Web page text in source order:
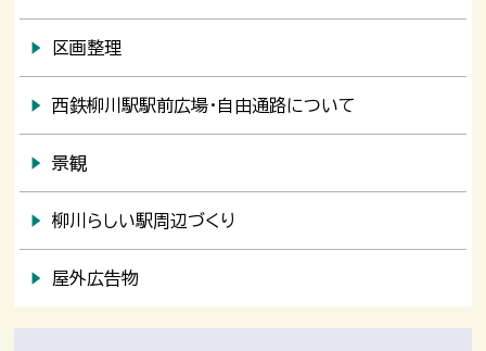
区画整理
西鉄柳川駅駅前広場・自由通路について
景観
柳川らしい駅周辺づくり
屋外広告物